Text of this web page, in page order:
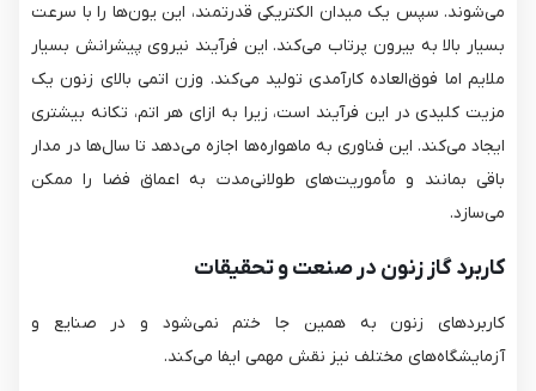
می‌شوند. سپس یک میدان الکتریکی قدرتمند، این یون‌ها را با سرعت
بسیار بالا به بیرون پرتاب می‌کند. این فرآیند نیروی پیشرانش بسیار
ملایم اما فوق‌العاده کارآمدی تولید می‌کند. وزن اتمی بالای زنون یک
مزیت کلیدی در این فرآیند است، زیرا به ازای هر اتم، تکانه بیشتری
ایجاد می‌کند. این فناوری به ماهواره‌ها اجازه می‌دهد تا سال‌ها در مدار
باقی بمانند و مأموریت‌های طولانی‌مدت به اعماق فضا را ممکن
می‌سازد.
کاربرد گاز زنون در صنعت و تحقیقات
کاربردهای زنون به همین جا ختم نمی‌شود و در صنایع و
آزمایشگاه‌های مختلف نیز نقش مهمی ایفا می‌کند.